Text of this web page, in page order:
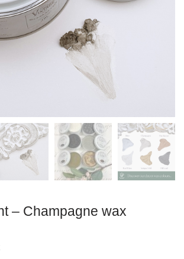
– Champagne wax